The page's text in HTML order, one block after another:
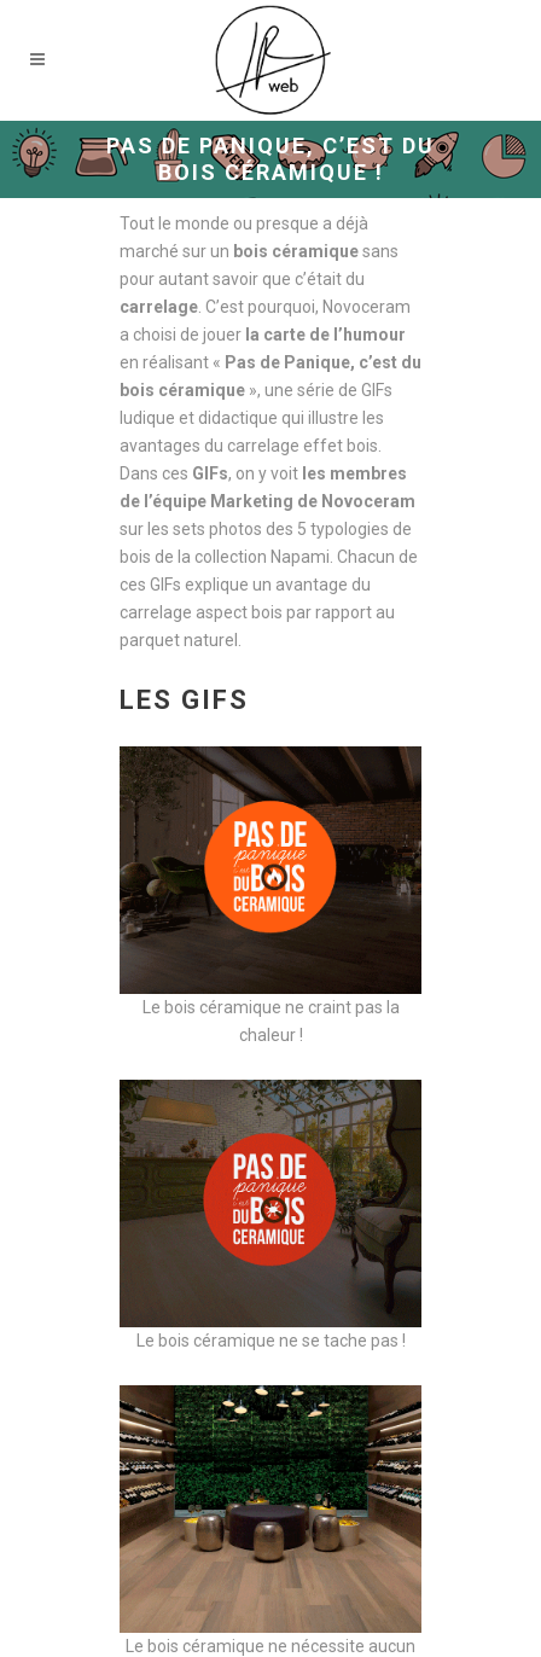
PAS DE PANIQUE, C’EST DU
BOIS CÉRAMIQUE !
Tout le monde ou presque a déjà
marché sur un bois céramiquesans
pour autant savoir que c’était du
carrelage . C’est pourquoi, Novoceram
a choisi de jouer la carte de l’humour
en réalisant « Pas de Panique, c’est du
bois céramique », une série de GIFs
ludique et didactique qui illustre les
avantages du carrelage effet bois.
Dans ces GIFs, on y voit les membres
de l’équipe Marketing de Novoceram
sur les sets photos des 5 typologies de
bois de la collection Napami. Chacun de
ces GIFs explique un avantage du
carrelage aspect bois par rapport au
parquet naturel.
LES GIFS
Le bois céramique ne craint pas la
chaleur !
Le bois céramique ne se tache pas !
Le bois céramique ne nécessite aucun